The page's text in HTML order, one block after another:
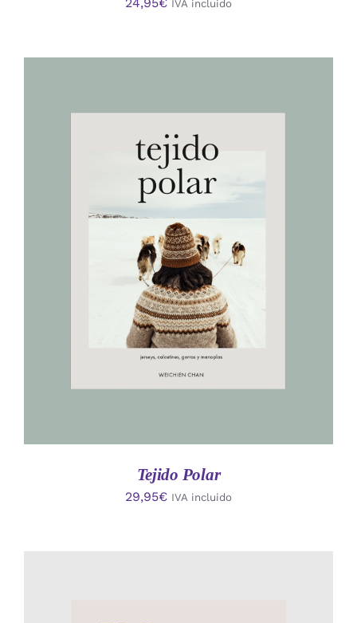
IVA incluido
AÑADIR AL CARRITO
/
Tejido Polar
29,95€ IVA incluido